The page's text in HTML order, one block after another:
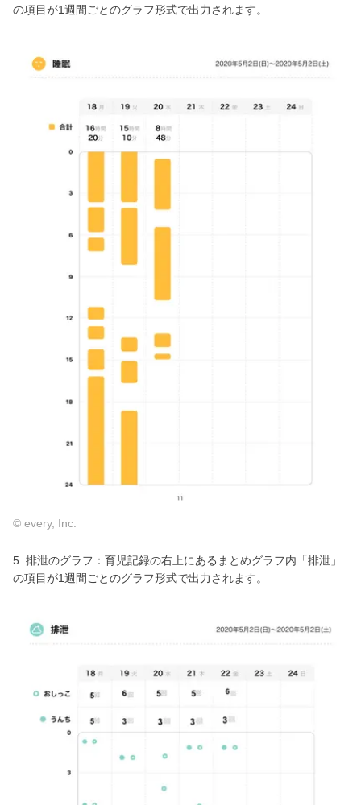
の項目が1週間ごとのグラフ形式で出力されます。
© every, Inc.
5. 排泄のグラフ：育児記録の右上にあるまとめグラフ内「排泄」
の項目が1週間ごとのグラフ形式で出力されます。